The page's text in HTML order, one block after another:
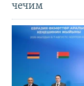
чечим